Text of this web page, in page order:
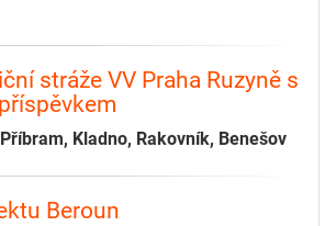
stráže VV Praha Ruzyně s
Kladno, Rakovník, Benešov
Beroun